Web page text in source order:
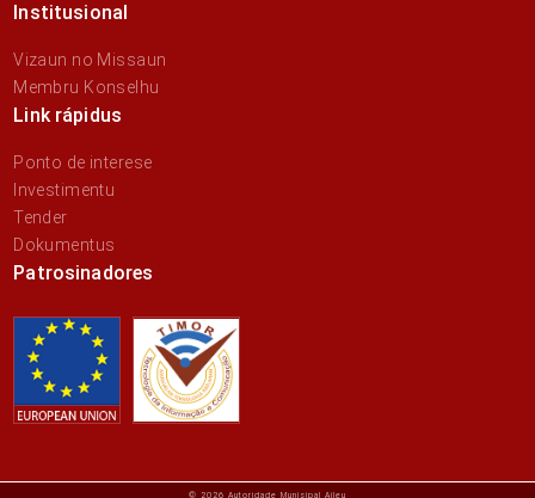
Institusional
Vizaun no Missaun
Membru Konselhu
Link rápidus
Ponto de interese
Investimentu
Tender
Dokumentus
Patrosinadores
© 2026 Autoridade Munisipal Aileu